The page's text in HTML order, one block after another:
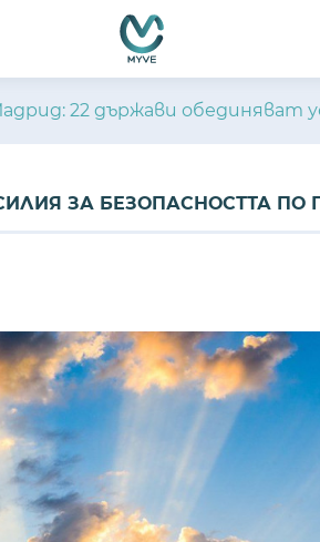
22 държави обединяват
ЗА БЕЗОПАСНОСТТА